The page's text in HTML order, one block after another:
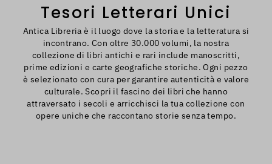
Tesori Letterari Unici
Antica Libreria è il luogo dove la storia e la letteratura si
incontrano. Con oltre 30.000 volumi, la nostra
collezione di libri antichi e rari include manoscritti,
prime edizioni e carte geografiche storiche. Ogni pezzo
è selezionato con cura per garantire autenticità e valore
culturale. Scopri il fascino dei libri che hanno
attraversato i secoli e arricchisci la tua collezione con
opere uniche che raccontano storie senza tempo.